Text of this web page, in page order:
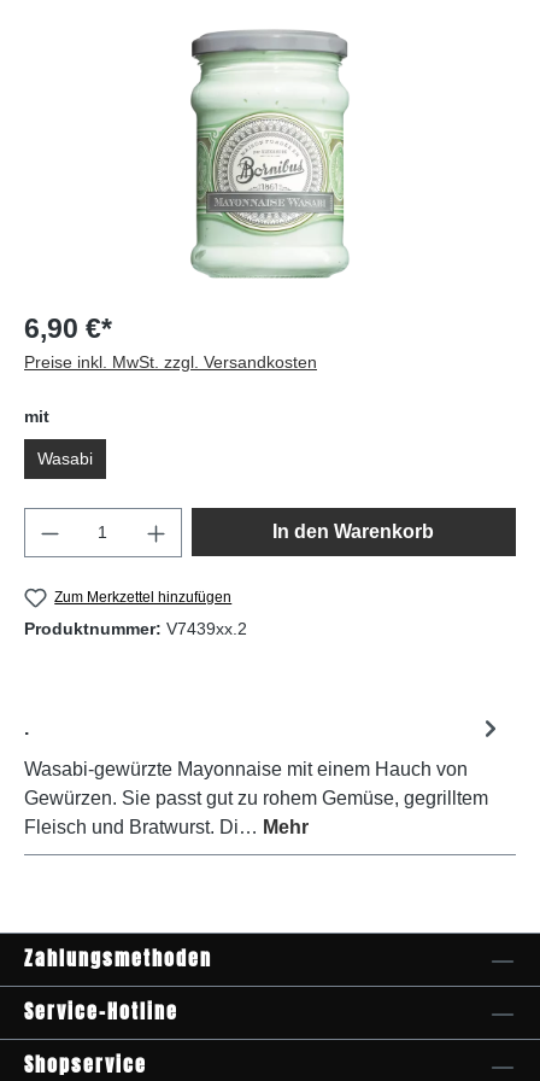
Bildergalerie überspringen
6,90 €*
Preise inkl. MwSt. zzgl. Versandkosten
mit
Wasabi
Produkt Anzahl: Gib den gewünschten
In den Warenkorb
Zum Merkzettel hinzufügen
Produktnummer: V7439xx.2
.
Wasabi-gewürzte Mayonnaise mit einem Hauch von
Gewürzen. Sie passt gut zu rohem Gemüse, gegrilltem
Fleisch und Bratwurst. Di… Mehr
Zahlungsmethoden
Service-Hotline
Shopservice